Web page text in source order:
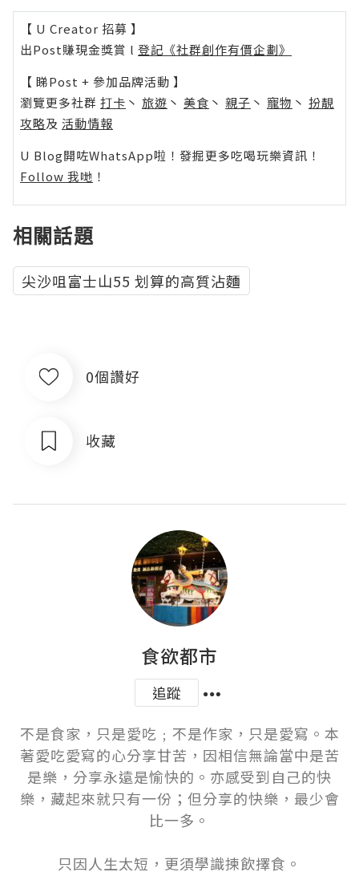
【 U Creator 招募 】
出Post賺現金獎賞 l 登記《社群創作有價企劃》
【 睇Post + 參加品牌活動 】
瀏覽更多社群 打卡 丶 旅遊 丶 美食 丶 親子 丶 寵物 丶 扮靚
攻略及 活動情報
U Blog開咗WhatsApp啦！發掘更多吃喝玩樂資訊！
Follow 我哋 ！
相關話題
尖沙咀富士山55 划算的高質沾麵
0個讚好
收藏
食欲都市
追蹤
不是食家，只是愛吃﹔不是作家，只是愛寫。本
著愛吃愛寫的心分享甘苦，因相信無論當中是苦
是樂，分享永遠是愉快的。亦感受到自己的快
樂，藏起來就只有一份；但分享的快樂，最少會
比一多。
只因人生太短，更須學識揀飲擇食。